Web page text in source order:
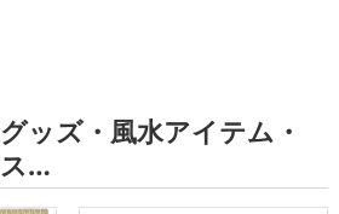
ッズ・風水アイテム・
…